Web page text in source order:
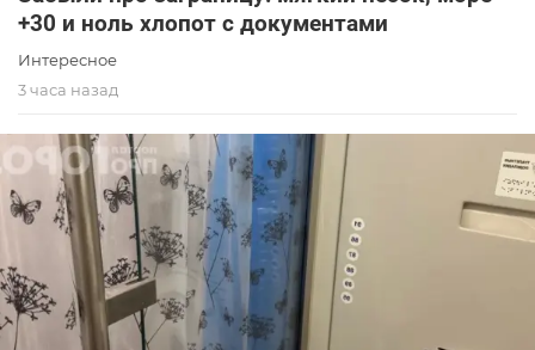
+30 и ноль хлопот с документами
Интересное
3 часа назад